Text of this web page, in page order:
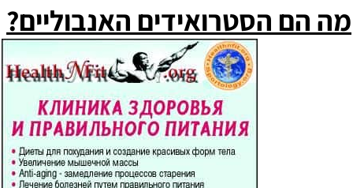
הגוף
המושלם.
מה הם הסטרואידים האנבוליים?